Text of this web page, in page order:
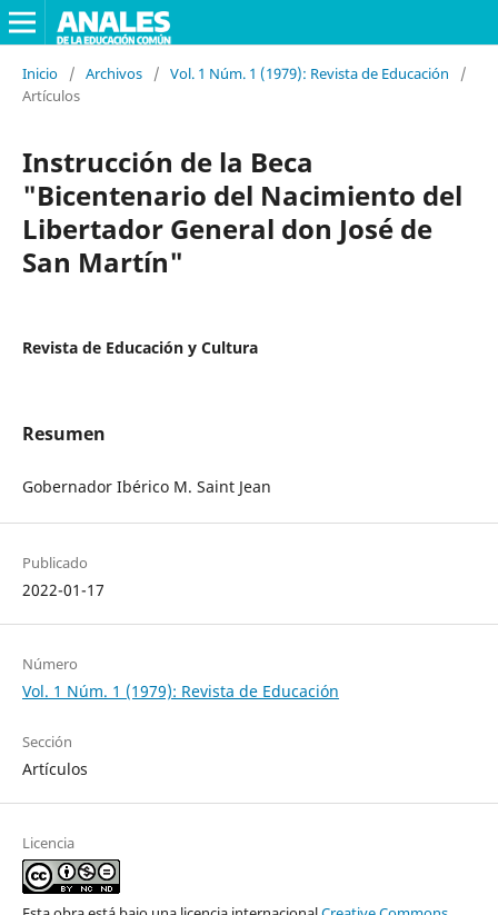
Inicio / Archivos / Vol. 1 Núm. 1 (1979): Revista de Educación
/
Artículos
Instrucción de la Beca
"Bicentenario del Nacimiento del
Libertador General don José de
San Martín"
Revista de Educación y Cultura
Resumen
Gobernador Ibérico M. Saint Jean
Publicado
2022-01-17
Número
Vol. 1 Núm. 1 (1979): Revista de Educación
Sección
Artículos
Licencia